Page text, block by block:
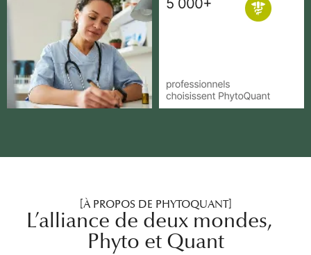
[À PROPOS DE PHYTOQUANT]
L’alliance de deux mondes,
Phyto et Quant